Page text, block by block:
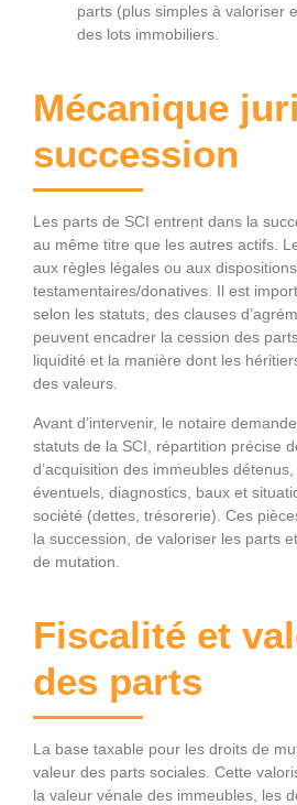
parts (plus simples à valoriser
des lots immobiliers.
Mécanique
succession
Les parts de SCI entrent dans la
au même titre que les autres actifs.
aux règles légales ou aux dispositions
testamentaires/donatives. Il est
selon les statuts, des clauses
peuvent encadrer la cession des
liquidité et la manière dont les
des valeurs.
Avant d’intervenir, le notaire
statuts de la SCI, répartition précise
d’acquisition des immeubles
éventuels, diagnostics, baux et
société (dettes, trésorerie). Ces
la succession, de valoriser les parts
de mutation.
Fiscalité et
des parts
La base taxable pour les droits de
valeur des parts sociales. Cette
la valeur vénale des immeubles, les